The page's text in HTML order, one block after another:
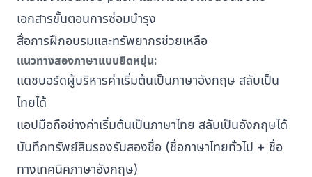
เอกสารขั้นตอนการซ่อมบำรุง
สื่อการฝึกอบรมและทรัพยากรช่วยเหลือ
แนวทางสองภาษาแบบยืดหยุ่น:
แดชบอร์ดผู้บริหารค่าเริ่มต้นเป็นภาษาอังกฤษ สลับเป็น
ไทยได้
แอปมือถือช่างค่าเริ่มต้นเป็นภาษาไทย สลับเป็นอังกฤษได้
บันทึกทรัพย์สินรองรับสองชื่อ (ชื่อภาษาไทยทั่วไป + ชื่อ
ทางเทคนิคภาษาอังกฤษ)